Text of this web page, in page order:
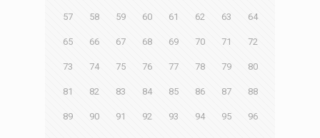
57 58 59 60 61 62 63 64
65 66 67 68 69 70 71 72
73 74 75 76 77 78 79 80
81 82 83 84 85 86 87 88
89 90 91 92 93 94 95 96